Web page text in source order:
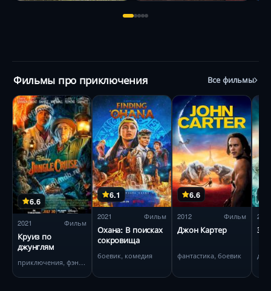
Фильмы про приключения Все фильмы
6.6
2021 Фильм
Круиз по
джунглям
6.1
2021 Фильм
Охана: В поисках
сокровища
боевик, комедия
6.6
2012 Фильм
Джон Картер
фантастика, боевик
2020